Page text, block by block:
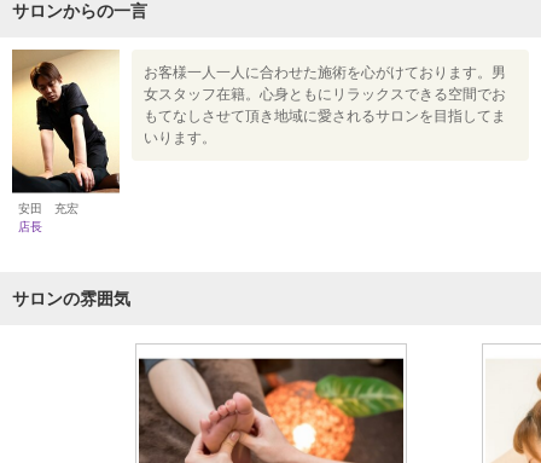
サロンからの一言
安田 充宏
店長
お客様一人一人に合わせた施術を心がけております。男
女スタッフ在籍。心身ともにリラックスできる空間でお
もてなしさせて頂き地域に愛されるサロンを目指してま
いります。
サロンの雰囲気